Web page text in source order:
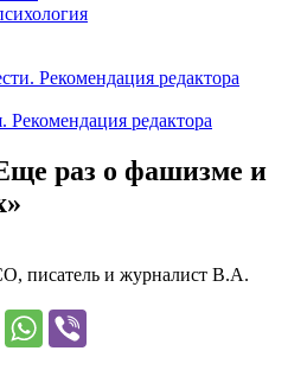
Рекомендация редактора
редактора
раз о фашизме и
писатель и журналист В.А.